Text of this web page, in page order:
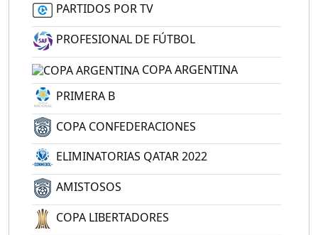
PARTIDOS POR TV
PROFESIONAL DE FÚTBOL
COPA ARGENTINA
PRIMERA B
COPA CONFEDERACIONES
ELIMINATORIAS QATAR 2022
AMISTOSOS
COPA LIBERTADORES